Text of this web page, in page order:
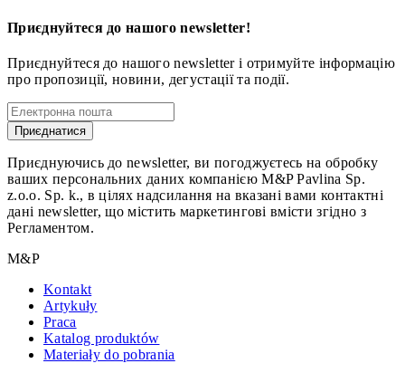
Приєднуйтеся до нашого newsletter!
Приєднуйтеся до нашого newsletter і отримуйте інформацію
про пропозиції, новини, дегустації та події.
Приєднатися
Приєднуючись до newsletter, ви погоджуєтесь на обробку
ваших персональних даних компанією M&P Pavlina Sp.
z.o.o. Sp. k., в цілях надсилання на вказані вами контактні
дані newsletter, що містить маркетингові вмісти згідно з
Регламентом.
M&P
Kontakt
Artykuły
Praca
Katalog produktów
Materiały do pobrania